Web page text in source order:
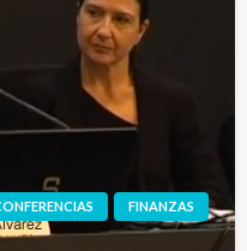
FINANZAS